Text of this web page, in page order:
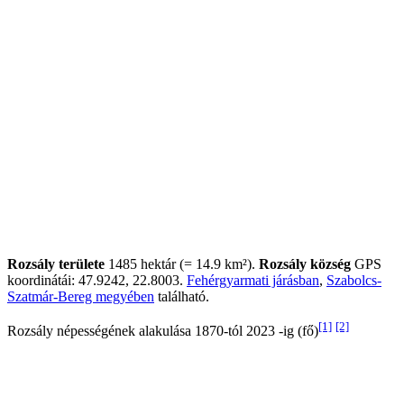
Rozsály területe 1485 hektár (= 14.9 km²). Rozsály község GPS
koordinátái: 47.9242, 22.8003. Fehérgyarmati járásban, Szabolcs-
Szatmár-Bereg megyében található.
Rozsály népességének alakulása 1870-tól 2023 -ig (fő)[1] [2]